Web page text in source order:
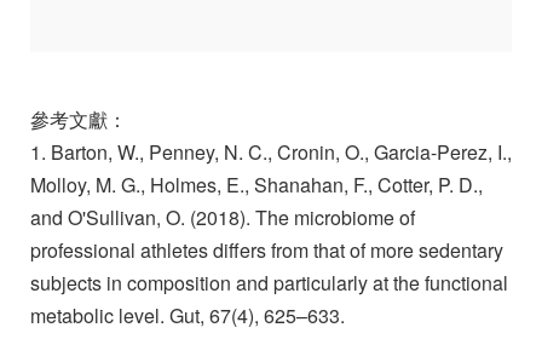
參考文獻：
1. Barton, W., Penney, N. C., Cronin, O., Garcia-Perez, I.,
Molloy, M. G., Holmes, E., Shanahan, F., Cotter, P. D.,
and O'Sullivan, O. (2018). The microbiome of
professional athletes differs from that of more sedentary
subjects in composition and particularly at the functional
metabolic level. Gut, 67(4), 625–633.